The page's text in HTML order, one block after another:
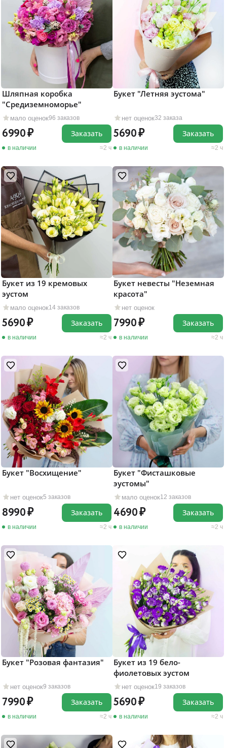
мало оценок96 заказов
Шляпная коробка
"Средиземноморье"
6990
в наличии 2 ч
Заказать
нет оценок32 заказа
Букет "Летняя эустома"
5690
в наличии 2 ч
Заказать
мало оценок14 заказов
Букет из 19 кремовых
эустом
5690
в наличии 2 ч
Заказать
нет оценок
Букет невесты "Неземная
красота"
7990
в наличии 2 ч
Заказать
нет оценок5 заказов
Букет "Восхищение"
8990
в наличии 2 ч
Заказать
мало оценок12 заказов
Букет "Фисташковые
эустомы"
4690
в наличии 2 ч
Заказать
нет оценок9 заказов
Букет "Розовая фантазия"
7990
в наличии 2 ч
Заказать
нет оценок19 заказов
Букет из 19 бело-
фиолетовых эустом
5690
в наличии 2 ч
Заказать